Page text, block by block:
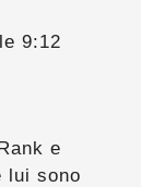
9:12
e
lui sono